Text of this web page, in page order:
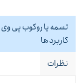
کاربرد ها
نظرات